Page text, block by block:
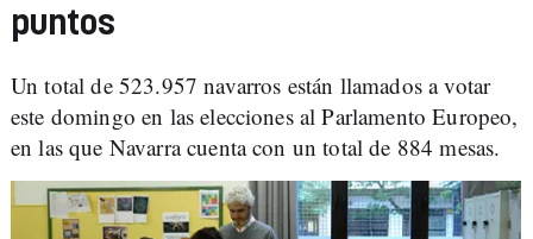
puntos
Un total de 523.957 navarros están llamados a votar
este domingo en las elecciones al Parlamento Europeo,
en las que Navarra cuenta con un total de 884 mesas.